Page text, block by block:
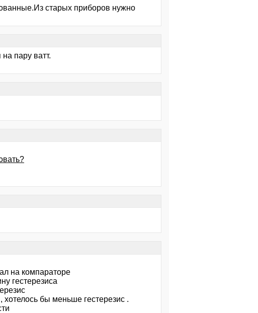
старых приборов нужно
пару ватт.
на компараторе
гестерезиса
бы меньше гестерезис .